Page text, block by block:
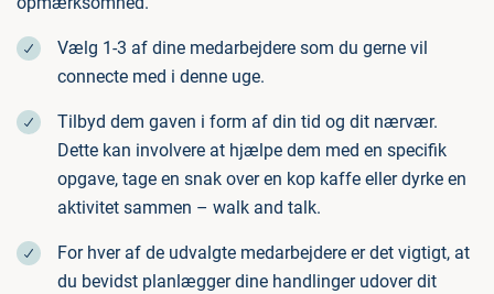
Vælg 1-3 af dine medarbejdere som du gerne vil
connecte med i denne uge.
Tilbyd dem gaven i form af din tid og dit nærvær.
Dette kan involvere at hjælpe dem med en specifik
opgave, tage en snak over en kop kaffe eller dyrke en
aktivitet sammen – walk and talk.
For hver af de udvalgte medarbejdere er det vigtigt, at
du bevidst planlægger dine handlinger udover dit